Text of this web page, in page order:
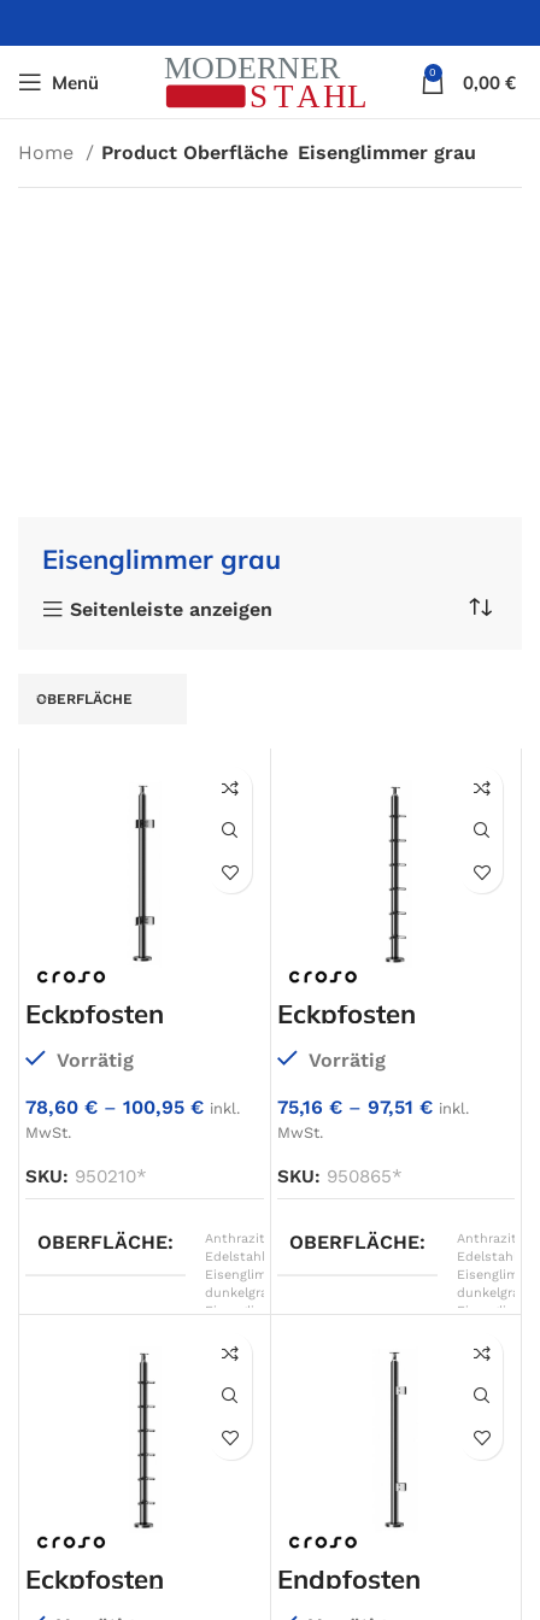
Menü 0 0,00 €
Home Product Oberfläche Eisenglimmer grau
Eisenglimmer grau
Seitenleiste anzeigen
OBERFLÄCHE
Eckpfosten
aufgesetzt,
Ø42,4mm, 4
Glasklemmen
Vorrätig
78,60 € – 100,95 € inkl.
MwSt.
SKU: 950210*
OBERFLÄCHE Anthrazitgrau,
Edelstahl
Eisenglimmer
dunkelgrau
Eisenglimmer
Eisenglimmer
hellgrau
matt,
Verkehrsweiß
Eckpfosten
Drahtseil 4mm
aufgesetzt,
Ø42,4mm
Vorrätig
75,16 €– 97,51 € inkl.
MwSt.
SKU: 950865*
OBERFLÄCHE
Edelstahl
dunkelgrau
hellgrau
matt,
Eckpfosten
Drahtseil 6mm
Endpfosten
aufgesetzt,